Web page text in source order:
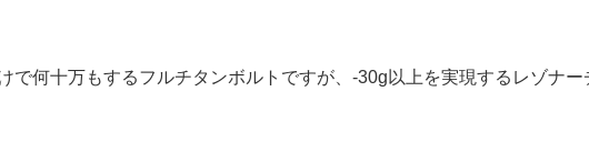
で何十万もするフルチタンボルトですが、-30g以上を実現するレゾナー